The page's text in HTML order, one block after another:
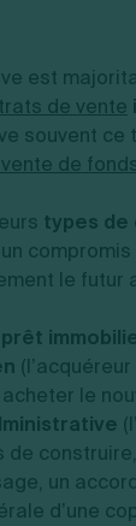
est
de vente
souvent ce
de
types de
le futur
prêt
le
de
un
d’une